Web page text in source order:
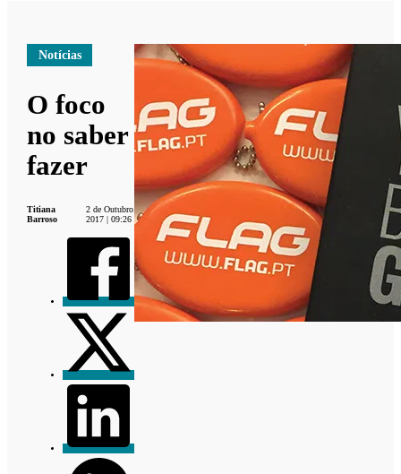
Notícias
O foco
no saber
fazer
Titiana
Barroso
2 de Outubro
2017 | 09:26